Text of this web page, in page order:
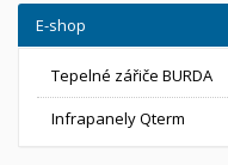
E-shop
Tepelné zářiče BURDA
Infrapanely Qterm